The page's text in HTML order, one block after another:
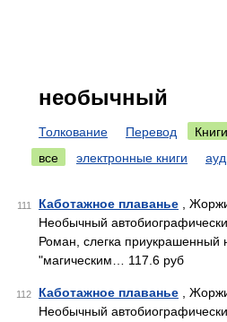
необычный
Толкование Перевод
Книги
все
электронные книги
111 Каботажное плаванье ,
Необычный
Роман, слегка приукрашенный
"магическим… 117.6 руб
112 Каботажное плаванье ,
Необычный